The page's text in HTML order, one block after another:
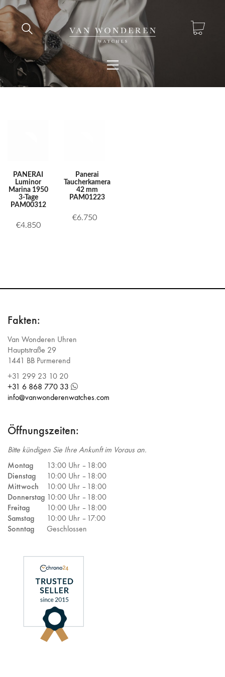
PANERAI
Luminor
Marina 1950
3-Tage
PAM00312
€4.850
Panerai
Taucherkamera
42 mm
PAM01223
€6.750
Fakten:
Van Wonderen Uhren
Hauptstraße 29
1441 BB Purmerend
+31 299 23 10 20
+31 6 868 770 33
info@vanwonderenwatches.com
Öffnungszeiten:
Bitte kündigen Sie Ihre Ankunft im Voraus an.
Montag
13:00 Uhr – 18:00
Dienstag
10:00 Uhr – 18:00
Mittwoch
10:00 Uhr – 18:00
Donnerstag 10:00 Uhr – 18:00
Freitag
10:00 Uhr – 18:00
Samstag
10:00 Uhr – 17:00
Sonntag
Geschlossen